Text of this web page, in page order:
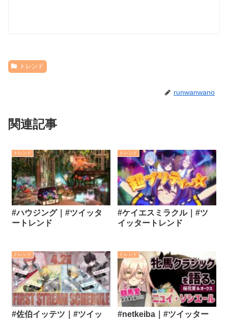
トレンド
runwanwano
関連記事
トレンド
#ハウジング｜#ツイッタ
ートレンド
トレンド
#ケイエスミラクル｜#ツ
イッタートレンド
トレンド
#佐伯イッテツ｜#ツイッ
トレンド
#netkeiba｜#ツイッター